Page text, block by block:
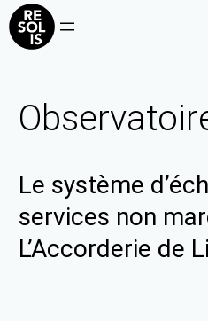
Le système
services non
L’Accorderie de